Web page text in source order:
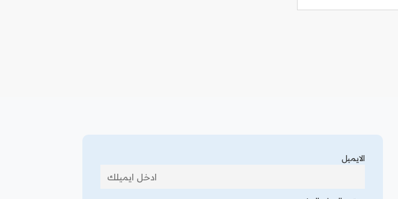
الايميل